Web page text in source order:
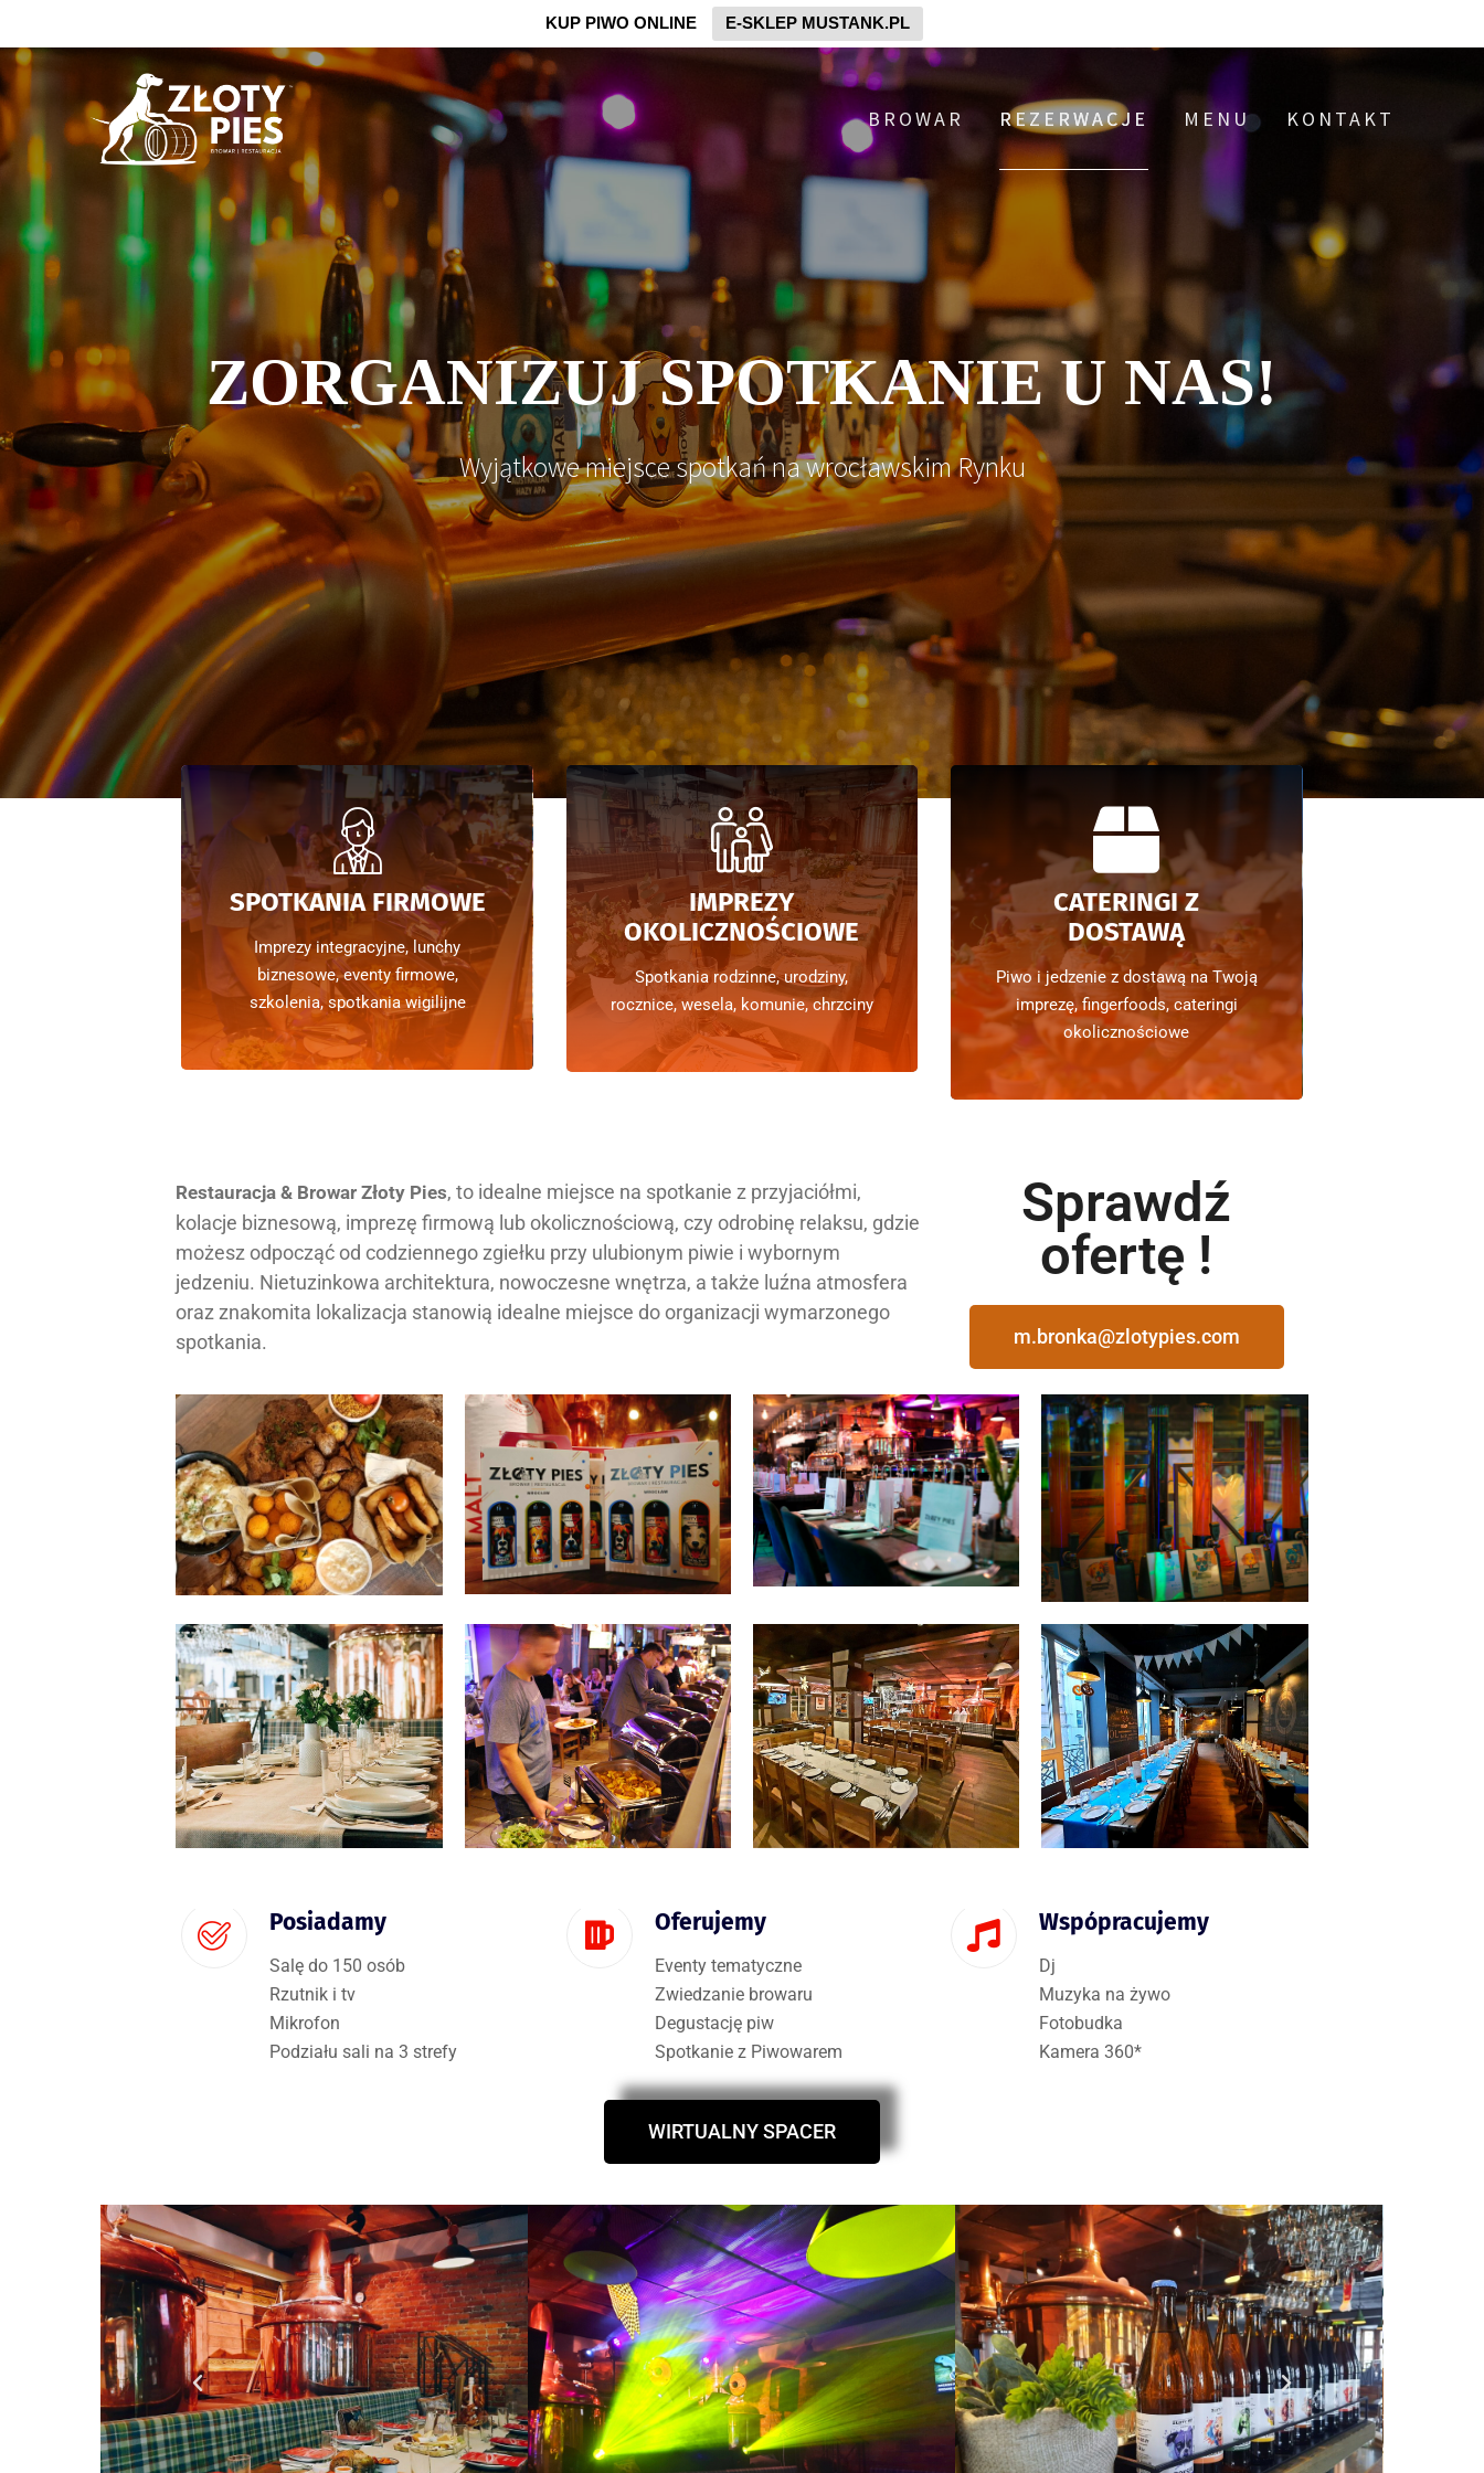
KUP PIWO ONLINE E-SKLEP MUSTANK.PL
BROWAR REZERWACJE MENU KONTAKT
ZORGANIZUJ SPOTKANIE U NAS!
Wyjątkowe miejsce spotkań na wrocławskim Rynku
SPOTKANIA FIRMOWE
Imprezy integracyjne, lunchy
biznesowe, eventy firmowe,
szkolenia, spotkania wigilijne
IMPREZY
OKOLICZNOŚCIOWE
Spotkania rodzinne, urodziny,
rocznice, wesela, komunie, chrzciny
CATERINGI Z
DOSTAWĄ
Piwo i jedzenie z dostawą na Twoją
imprezę, fingerfoods, cateringi
okolicznościowe
Restauracja & Browar Złoty Pies, to idealne miejsce na spotkanie z przyjaciółmi,
kolacje biznesową, imprezę firmową lub okolicznościową, czy odrobinę relaksu, gdzie
możesz odpocząć od codziennego zgiełku przy ulubionym piwie i wybornym
jedzeniu. Nietuzinkowa architektura, nowoczesne wnętrza, a także luźna atmosfera
oraz znakomita lokalizacja stanowią idealne miejsce do organizacji wymarzonego
spotkania.
Sprawdź
ofertę !
m.bronka@zlotypies.com
Posiadamy
Salę do 150 osób
Rzutnik i tv
Mikrofon
Podziału sali na 3 strefy
Oferujemy
Eventy tematyczne
Zwiedzanie browaru
Degustację piw
Spotkanie z Piwowarem
WIRTUALNY SPACER
Wspópracujemy
Dj
Muzyka na żywo
Fotobudka
Kamera 360*